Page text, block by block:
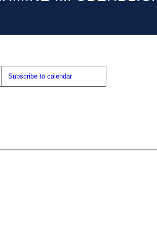
Subscribe to calendar